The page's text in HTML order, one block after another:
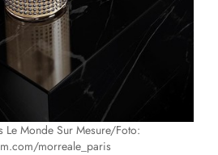
Le Monde Sur Mesure/Foto:
morreale_paris